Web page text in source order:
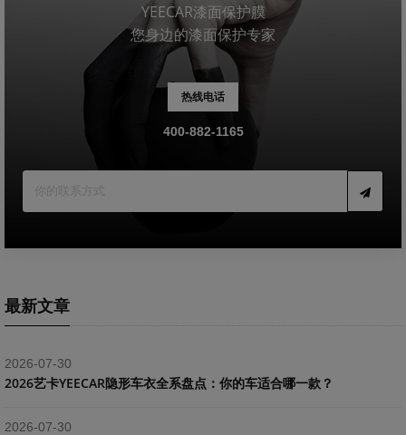
YEECAR漆面保护膜
您身边的漆面保护专家
热线电话
400-882-1165
最新文章
2026-07-30
2026艺卡YEECAR隐形车衣全系盘点：你的车适合哪一款？
2026-07-30